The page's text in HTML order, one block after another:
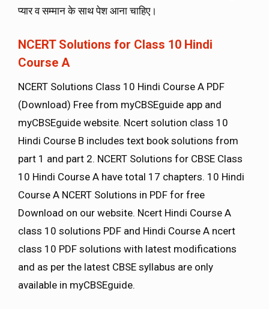
प्यार व सम्मान के साथ पेश आना चाहिए।
NCERT Solutions for Class 10 Hindi
Course A
NCERT Solutions Class 10 Hindi Course A PDF
(Download) Free from myCBSEguide app and
myCBSEguide website. Ncert solution class 10
Hindi Course B includes text book solutions from
part 1 and part 2. NCERT Solutions for CBSE Class
10 Hindi Course A have total 17 chapters. 10 Hindi
Course A NCERT Solutions in PDF for free
Download on our website. Ncert Hindi Course A
class 10 solutions PDF and Hindi Course A ncert
class 10 PDF solutions with latest modifications
and as per the latest CBSE syllabus are only
available in myCBSEguide.